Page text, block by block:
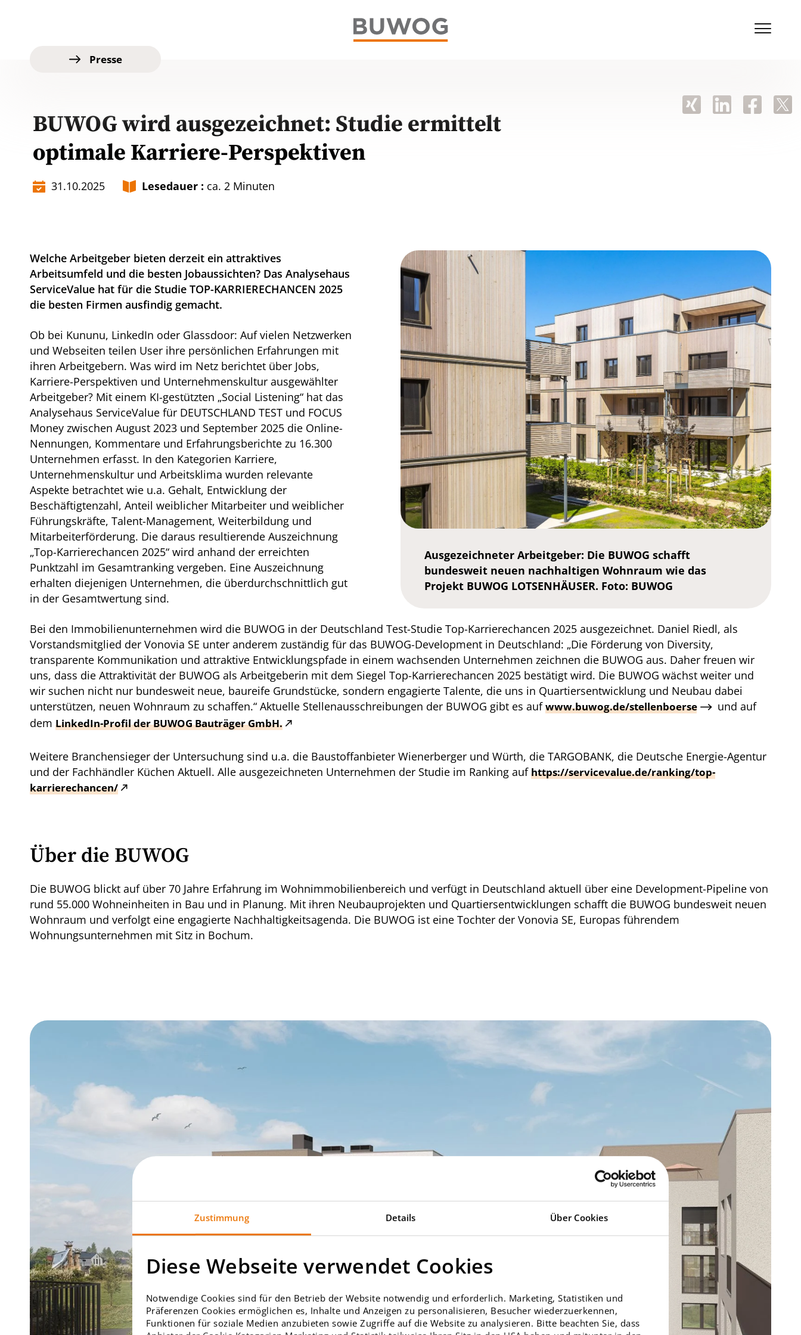
Zustimmung Details Über Cookies
Diese Webseite verwendet Cookies
Notwendige Cookies sind für den Betrieb der Website notwendig und erforderlich. Marketing, Statistiken und
Präferenzen Cookies ermöglichen es, Inhalte und Anzeigen zu personalisieren, Besucher wiederzuerkennen,
Funktionen für soziale Medien anzubieten sowie Zugriffe auf die Website zu analysieren. Bitte beachten Sie, dass
Presse
BUWOG wird ausgezeichnet: Studie ermittelt
optimale Karriere-Perspektiven
31.10.2025 Lesedauer : ca. 2 Minuten
Ausgezeichneter Arbeitgeber: Die BUWOG schafft
bundesweit neuen nachhaltigen Wohnraum wie das
Projekt BUWOG LOTSENHÄUSER. Foto: BUWOG
Welche Arbeitgeber bieten derzeit ein attraktives
Arbeitsumfeld und die besten Jobaussichten? Das Analysehaus
ServiceValue hat für die Studie TOP-KARRIERECHANCEN 2025
die besten Firmen ausfindig gemacht.
Ob bei Kununu, LinkedIn oder Glassdoor: Auf vielen Netzwerken
und Webseiten teilen User ihre persönlichen Erfahrungen mit
ihren Arbeitgebern. Was wird im Netz berichtet über Jobs,
Karriere-Perspektiven und Unternehmenskultur ausgewählter
Arbeitgeber? Mit einem KI-gestützten „Social Listening“ hat das
Analysehaus ServiceValue für DEUTSCHLAND TEST und FOCUS
Money zwischen August 2023 und September 2025 die Online-
Nennungen, Kommentare und Erfahrungsberichte zu 16.300
Unternehmen erfasst. In den Kategorien Karriere,
Unternehmenskultur und Arbeitsklima wurden relevante
Aspekte betrachtet wie u.a. Gehalt, Entwicklung der
Beschäftigtenzahl, Anteil weiblicher Mitarbeiter und weiblicher
Führungskräfte, Talent-Management, Weiterbildung und
Mitarbeiterförderung. Die daraus resultierende Auszeichnung
„Top-Karrierechancen 2025“ wird anhand der erreichten
Punktzahl im Gesamtranking vergeben. Eine Auszeichnung
erhalten diejenigen Unternehmen, die überdurchschnittlich gut
in der Gesamtwertung sind.
Bei den Immobilienunternehmen wird die BUWOG in der Deutschland Test-Studie Top-Karrierechancen 2025 ausgezeichnet. Daniel Riedl, als
Vorstandsmitglied der Vonovia SE unter anderem zuständig für das BUWOG-Development in Deutschland: „Die Förderung von Diversity,
transparente Kommunikation und attraktive Entwicklungspfade in einem wachsenden Unternehmen zeichnen die BUWOG aus. Daher freuen wir
uns, dass die Attraktivität der BUWOG als Arbeitgeberin mit dem Siegel Top-Karrierechancen 2025 bestätigt wird. Die BUWOG wächst weiter und
wir suchen nicht nur bundesweit neue, baureife Grundstücke, sondern engagierte Talente, die uns in Quartiersentwicklung und Neubau dabei
unterstützen, neuen Wohnraum zu schaffen.“ Aktuelle Stellenausschreibungen der BUWOG gibt es aufwww.buwog.de/stellenboerse
und auf
dem LinkedIn-Profil der BUWOG Bauträger GmbH.
Weitere Branchensieger der Untersuchung sind u.a. die Baustoffanbieter Wienerberger und Würth, die TARGOBANK, die Deutsche Energie-Agentur
und der Fachhändler Küchen Aktuell. Alle ausgezeichneten Unternehmen der Studie im Ranking aufhttps://servicevalue.de/ranking/top-
karrierechancen/
Über die BUWOG
Die BUWOG blickt auf über 70 Jahre Erfahrung im Wohnimmobilienbereich und verfügt in Deutschland aktuell über eine Development-Pipeline von
rund 55.000 Wohneinheiten in Bau und in Planung. Mit ihren Neubauprojekten und Quartiersentwicklungen schafft die BUWOG bundesweit neuen
Wohnraum und verfolgt eine engagierte Nachhaltigkeitsagenda. Die BUWOG ist eine Tochter der Vonovia SE, Europas führendem
Wohnungsunternehmen mit Sitz in Bochum.